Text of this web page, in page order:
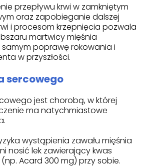
przepływu krwi w zamkniętym
oraz zapobieganie dalszej
i procesom krzepnięcia pozwala
martwicy mięśnia
poprawę rokowania i
w przyszłości.
sercowego
jest chorobą, w której
ma natychmiastowe
wystąpienia zawału mięśnia
nosić lek zawierający kwas
Acard 300 mg) przy sobie.